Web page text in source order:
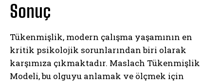
Sonuç
Tükenmişlik, modern çalışma yaşamının en
kritik psikolojik sorunlarından biri olarak
karşımıza çıkmaktadır. Maslach Tükenmişlik
Modeli, bu olguyu anlamak ve ölçmek için